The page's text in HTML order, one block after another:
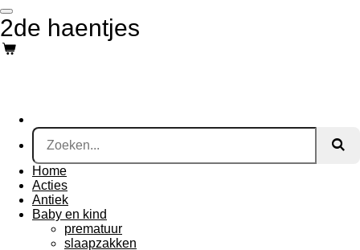
Ga
direct
naar
de
2de haentjes
Home
Acties
Antiek
Baby en kind
prematuur
slaapzakken